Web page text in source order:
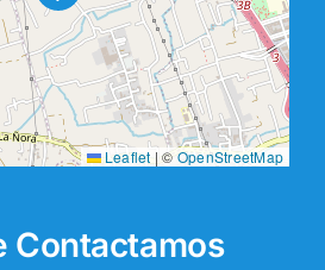
Leaflet |©OpenStreetMap
Contactamos